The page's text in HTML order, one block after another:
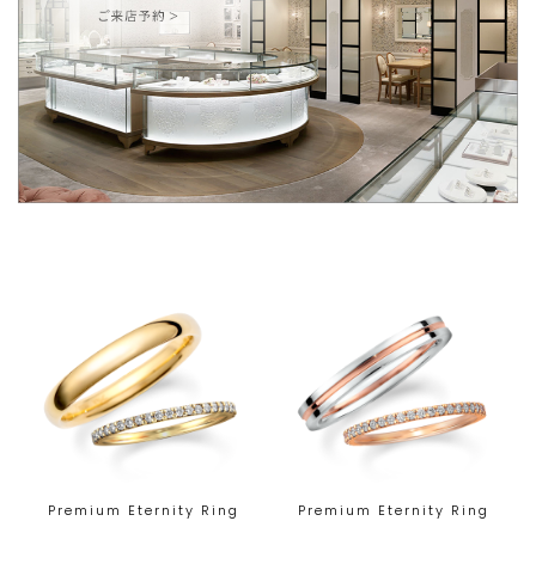
Premium Eternity Ring Premium Eternity Ring